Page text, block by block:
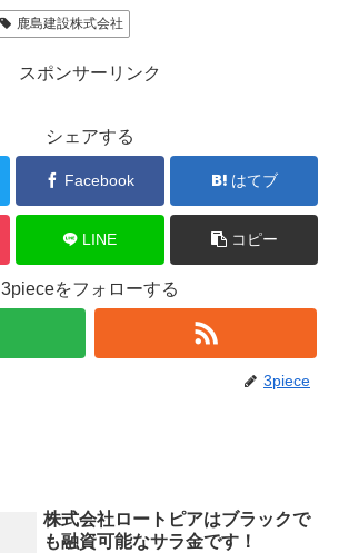
鹿島建設株式会社
スポンサーリンク
シェアする
Facebook はてブ
LINE コピー
3pieceをフォローする
3piece
株式会社ロートピアはブラックで
も融資可能なサラ金です！